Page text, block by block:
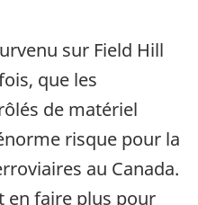
sur Field Hill
que les
de matériel
risque pour la
au Canada.
en faire plus pour